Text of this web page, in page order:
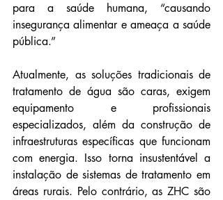
para a saúde humana, “causando
insegurança alimentar e ameaça a saúde
pública.”
Atualmente, as soluções tradicionais de
tratamento de água são caras, exigem
equipamento e profissionais
especializados, além da construção de
infraestruturas específicas que funcionam
com energia. Isso torna insustentável a
instalação de sistemas de tratamento em
áreas rurais. Pelo contrário, as ZHC são